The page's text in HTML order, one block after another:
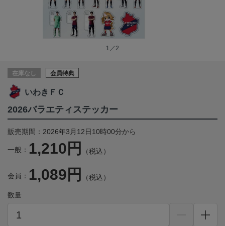
1／2
在庫なし 会員特典
いわきＦＣ
2026バラエティステッカー
販売期間：2026年3月12日10時00分から
一般： 1,210円 （税込）
会員： 1,089円 （税込）
数量